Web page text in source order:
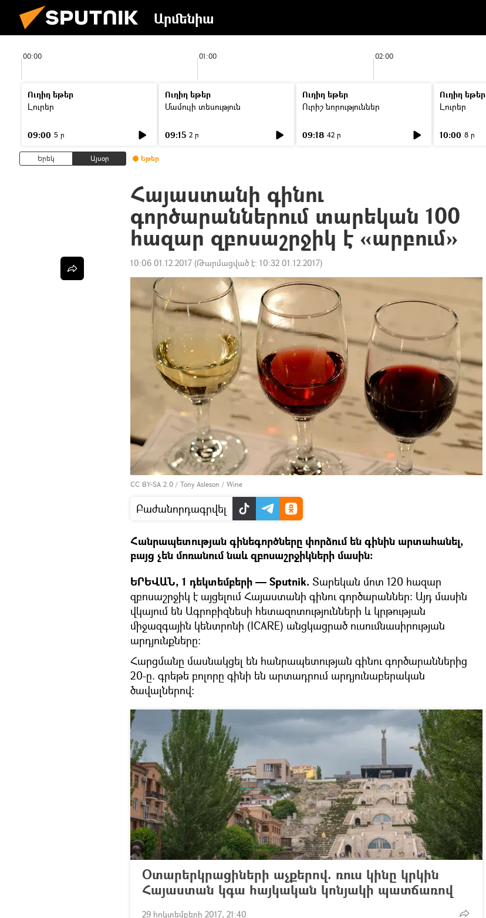
Արմենիա
00:00 01:00 02:00
Ուղիղ եթեր
Լուրեր
09:00 5 ր
Ուղիղ եթեր
Մամուլի տեսություն
09:15 2 ր
Ուղիղ եթեր
Ուրիշ նորություններ
09:18 42 ր
Ուղիղ եթեր
Լուրեր
10:00 8 ր
Երեկ Այսօր Եթեր
Հայաստանի գինու
գործարաններում տարեկան 100
հազար զբոսաշրջիկ է «արբում»
10:06 01.12.2017 (Թարմացված է: 10:32 01.12.2017)
CC BY-SA 2.0 / Tony Asleson / Wine
Բաժանորդագրվել
Հանրապետության գինեգործները փորձում են գինին արտահանել,
բայց չեն մոռանում նաև զբոսաշրջիկների մասին։
ԵՐԵՎԱՆ, 1 դեկտեմբերի — Sputnik. Տարեկան մոտ 120 հազար
զբոսաշրջիկ է այցելում Հայաստանի գինու գործարաններ։ Այդ մասին
վկայում են Ագրոբիզնեսի հետազոտությունների և կրթության
միջազգային կենտրոնի (ICARE) անցկացրած ուսումնասիրության
արդյունքները։
Հարցմանը մասնակցել են հանրապետության գինու գործարաններից
20-ը. գրեթե բոլորը գինի են արտադրում արդյունաբերական
ծավալներով։
Օտարերկրացիների աչքերով. ռուս կինը կրկին
Հայաստան կգա հայկական կոնյակի պատճառով
29 հոկտեմբերի 2017, 21:40